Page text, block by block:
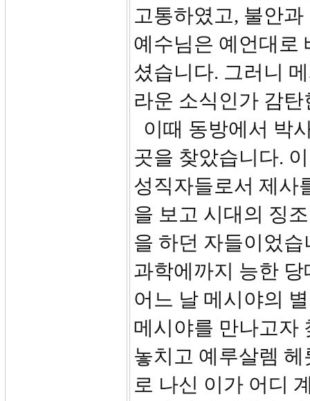
고통하였고, 불안
예수님은 예언대로
셨습니다. 그러니
라운 소식인가 감
이때 동방에서 박
곳을 찾았습니다.
성직자들로서 제사
을 보고 시대의 징
을 하던 자들이었
과학에까지 능한
어느 날 메시야의
메시야를 만나고자
놓치고 예루살렘
로 나신 이가 어디